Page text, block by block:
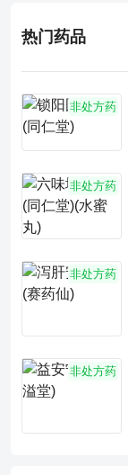
热门药品
非处方药
非处方药
非处方药
非处方药